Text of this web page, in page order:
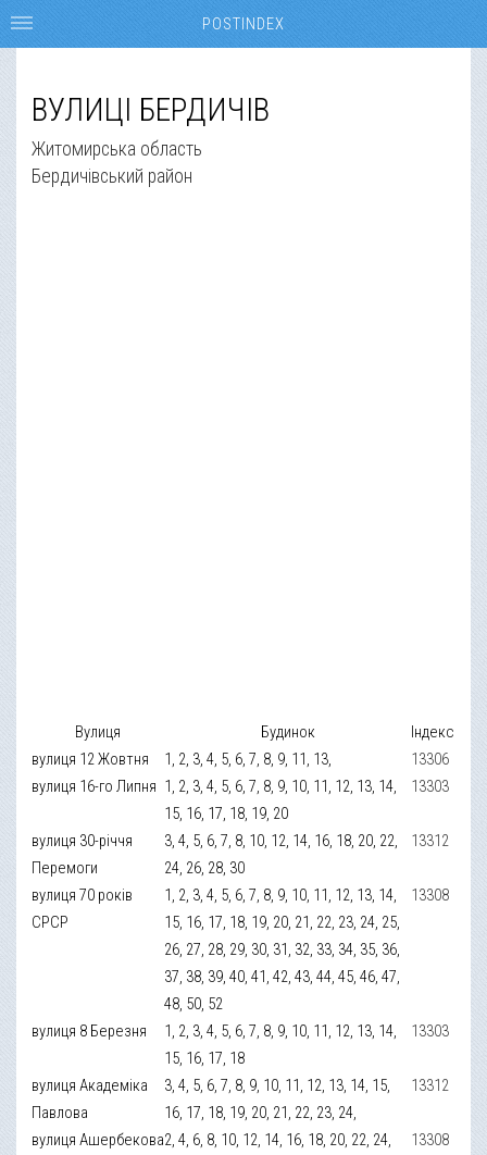
ВУЛИЦІ БЕРДИЧІВ
Житомирська область
Бердичівський район
Вулиця Будинок
Індекс
вулиця 12 Жовтня
1, 2, 3, 4, 5, 6, 7, 8, 9, 11, 13,
13306
вулиця 16-го Липня 1, 2, 3, 4, 5, 6, 7, 8, 9, 10, 11, 12, 13, 14,
15, 16, 17, 18, 19, 20
13303
вулиця 30-річчя
Перемоги
3, 4, 5, 6, 7, 8, 10, 12, 14, 16, 18, 20, 22,
24, 26, 28, 30
13312
вулиця 70 років
СРСР
1, 2, 3, 4, 5, 6, 7, 8, 9, 10, 11, 12, 13, 14,
15, 16, 17, 18, 19, 20, 21, 22, 23, 24, 25,
26, 27, 28, 29, 30, 31, 32, 33, 34, 35, 36,
37, 38, 39, 40, 41, 42, 43, 44, 45, 46, 47,
48, 50, 52
13308
вулиця 8 Березня
1, 2, 3, 4, 5, 6, 7, 8, 9, 10, 11, 12, 13, 14,
15, 16, 17, 18
13303
вулиця Академіка
Павлова
3, 4, 5, 6, 7, 8, 9, 10, 11, 12, 13, 14, 15,
16, 17, 18, 19, 20, 21, 22, 23, 24,
13312
вулиця Ашербекова2, 4, 6, 8, 10, 12, 14, 16, 18, 20, 22, 24,
13308
POSTINDEX